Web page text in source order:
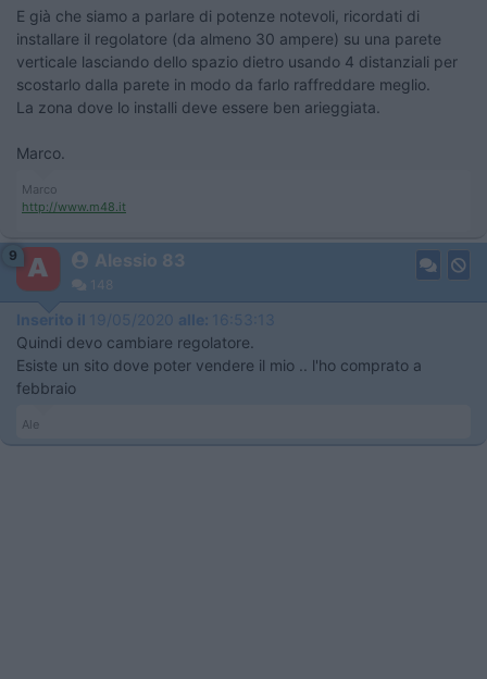
E già che siamo a parlare di potenze notevoli, ricordati di
installare il regolatore (da almeno 30 ampere) su una parete
verticale lasciando dello spazio dietro usando 4 distanziali per
scostarlo dalla parete in modo da farlo raffreddare meglio.
La zona dove lo installi deve essere ben arieggiata.
Marco.
Marco
http://www.m48.it
9 Alessio 83
148
Inserito il 19/05/2020 alle: 16:53:13
Quindi devo cambiare regolatore.
Esiste un sito dove poter vendere il mio .. l'ho comprato a
febbraio
Ale